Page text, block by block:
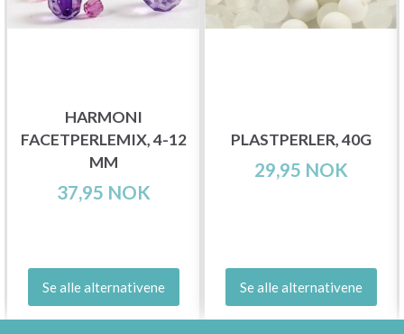
HARMONI
FACETPERLEMIX, 4-12
MM
37,95 NOK
Se alle alternativene
PLASTPERLER, 40G
29,95 NOK
Se alle alternativene